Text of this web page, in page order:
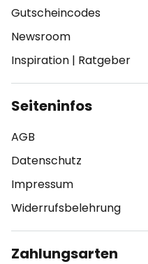
Gutscheincodes
Newsroom
Inspiration | Ratgeber
Seiteninfos
AGB
Datenschutz
Impressum
Widerrufsbelehrung
Zahlungsarten